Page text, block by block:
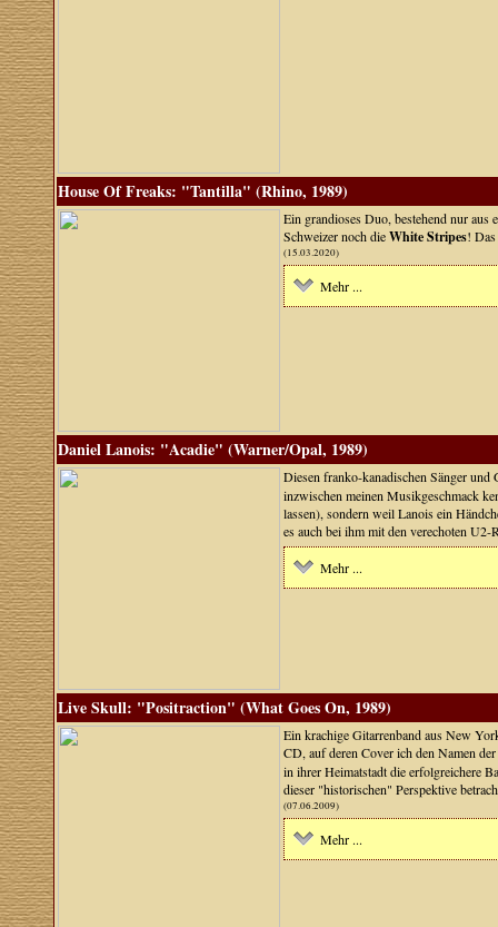
House Of Freaks: "Tantilla" (Rhino, 1989)
Ein grandioses Duo, bestehend nur aus
Schweizer noch dieWhite Stripes!
(15.03.2020)
Mehr ...
Daniel Lanois: "Acadie" (Warner/Opal, 1989)
Diesen franko-kanadischen Sänger
inzwischen meinen Musikgeschmack
lassen), sondern weil Lanois ein
es auch bei ihm mit den verechoten
Mehr ...
Live Skull: "Positraction" (What Goes On, 1989)
Ein krachige Gitarrenband aus New
CD, auf deren Cover ich den Namen
in ihrer Heimatstadt die erfolgreichere
dieser "historischen" Perspektive
(07.06.2009)
Mehr ...